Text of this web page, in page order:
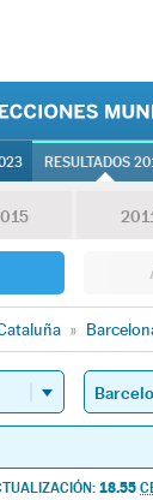
RESULTADOS
»
18.55